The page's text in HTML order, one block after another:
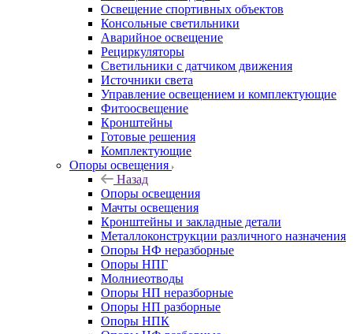
Освещение спортивных объектов
Консольные светильники
Аварийное освещение
Рециркуляторы
Светильники с датчиком движения
Источники света
Управление освещением и комплектующие
Фитоосвещение
Кронштейны
Готовые решения
Комплектующие
Опоры освещения
Назад
Опоры освещения
Мачты освещения
Кронштейны и закладные детали
Металлоконструкции различного назначения
Опоры НФ неразборные
Опоры НПГ
Молниеотводы
Опоры НП неразборные
Опоры НП разборные
Опоры НПК